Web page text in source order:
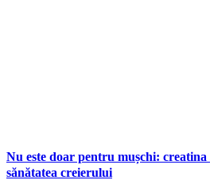
Nu este doar pentru mușchi:
sănătatea creierului